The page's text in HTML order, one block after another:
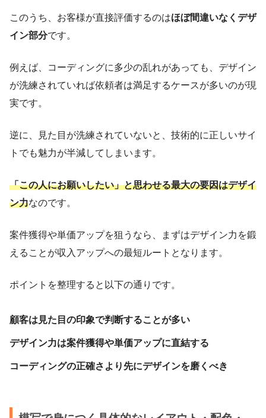
このうち、お客様が直接評価するのはほぼ間違いなくデザ
イン部分です。
例えば、コーディングに多少の乱れがあっても、デザイン
が洗練されていれば依頼者は満足するケースが多いのが現
実です。
逆に、見た目が洗練されていないと、技術的に正しいサイ
トでも魅力が半減してしまいます。
「この人にお願いしたい」と思わせる最大の要因はデザイ
ン力なのです。
案件獲得や単価アップを狙うなら、まずはデザイン力を鍛
えることが収入アップへの最短ルートとなります。
ポイントを整理すると以下の通りです。
顧客は見た目の印象で判断することが多い
デザイン力は案件獲得や単価アップに直結する
コーディングの正確さより先にデザインを磨くべき